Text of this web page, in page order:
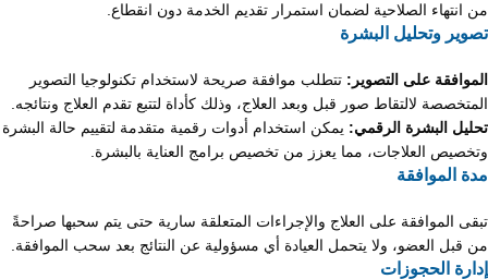
من انتهاء الصلاحية لضمان استمرار تقديم الخدمة دون انقطاع.
تصوير وتحليل البشرة
الموافقة على التصوير: تتطلب موافقة صريحة لاستخدام تكنولوجيا التصوير
المتخصصة لالتقاط صور قبل وبعد العلاج، وذلك كأداة لتتبع تقدم العلاج ونتائجه.
تحليل البشرة الرقمي: يمكن استخدام أدوات رقمية متقدمة لتقييم حالة البشرة
وتخصيص العلاجات، مما يعزز من تخصيص برامج العناية بالبشرة.
مدة الموافقة
تبقى الموافقة على العلاج والإجراءات المتعلقة سارية حتى يتم سحبها صراحةً
من قبل العضو، ولا يتحمل العيادة أي مسؤولية عن النتائج بعد سحب الموافقة.
إدارة الحجوزات